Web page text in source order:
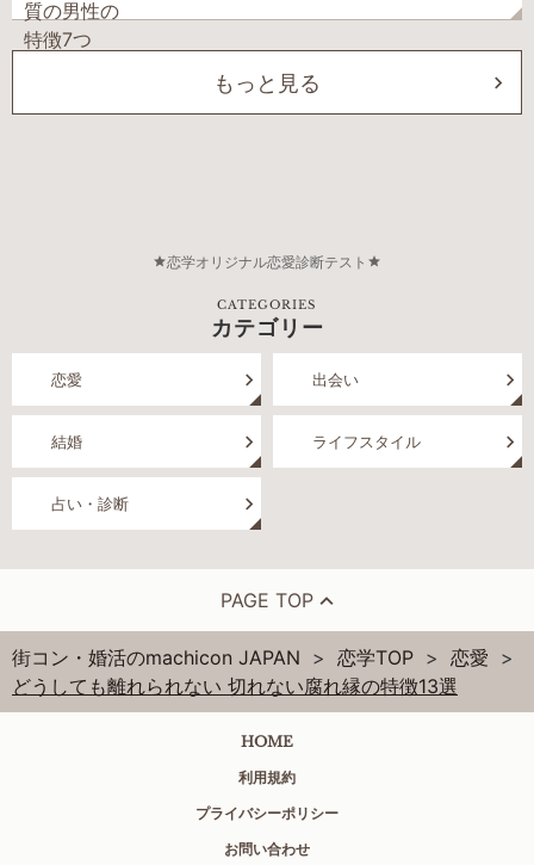
もっと見る
恋学オリジナル恋愛診断テスト
CATEGORIES
カテゴリー
恋愛 出会い
結婚 ライフスタイル
占い・診断
PAGE TOP
街コン・婚活のmachicon JAPAN 恋学TOP
恋愛
どうしても離れられない 切れない腐れ縁の特徴13選
HOME
利用規約
プライバシーポリシー
お問い合わせ